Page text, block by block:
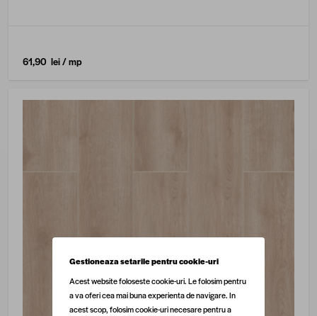
61,90 lei/ mp
Gestioneaza setarile pentru cookie-uri
Acest website foloseste cookie-uri. Le folosim pentru
a va oferi cea mai buna experienta de navigare. In
acest scop, folosim cookie-uri necesare pentru a